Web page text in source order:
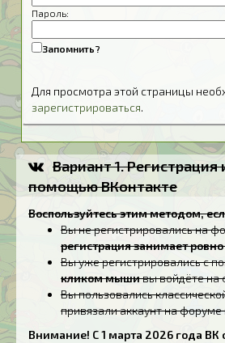
Пароль:
Запомнить?
Для просмотра этой страницы
зарегистрироваться.
Вариант 1. Регистрация
помощью ВКонтакте
Воспользуйтесь этим методом,
Вы не регистрировались на
регистрация занимает
Вы уже регистрировались с
кликом мышивы войдёте на
Вы пользовались
привязали аккаунт на форуме
Внимание! С 1 марта 2026 года ВК